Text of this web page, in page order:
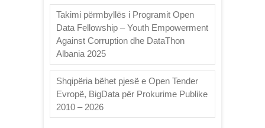
Takimi përmbyllës i Programit Open
Data Fellowship – Youth Empowerment
Against Corruption dhe DataThon
Albania 2025
Shqipëria bëhet pjesë e Open Tender
Evropë, BigData për Prokurime Publike
2010 – 2026